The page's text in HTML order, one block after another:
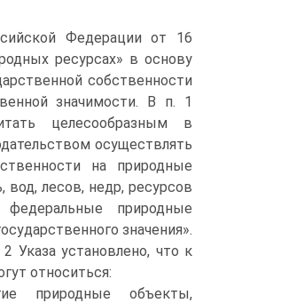
Федерации от 16
ресурсах» в основу
собственности
значимости. В п. 1
целесообразным в
осуществлять
на природные
лесов, недр, ресурсов
природные
значения».
Указа установлено, что к
относиться:
природные объекты,